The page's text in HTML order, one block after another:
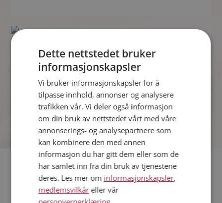
Søker kvinne 19 - 32 år
Hva jobber Erland med? Som medlem
på Møteplassen får du vite alle mulige
detaljer om de single.
Hvis du søker dating i Nord-Fron har du kommet til riktig
sted. På Møteplassen kan du bli medlem og søke blant
tusenvis av datinginteresserte single i Nord-Fron
Dette nettstedet bruker
informasjonskapsler
Vi bruker informasjonskapsler for å
tilpasse innhold, annonser og analysere
trafikken vår. Vi deler også informasjon
om din bruk av nettstedet vårt med våre
annonserings- og analysepartnere som
kan kombinere den med annen
informasjon du har gitt dem eller som de
har samlet inn fra din bruk av tjenestene
deres. Les mer om informasjonskapsler,
medlemsvilkåreller vår